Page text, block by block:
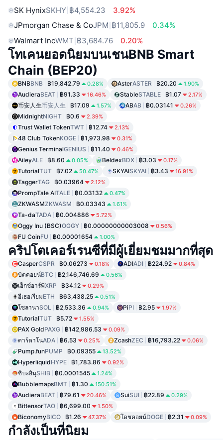
SK HynixSKHY ฿4,554.23
3.92%
JPmorgan Chase & CoJPM ฿11,805.9
0.34%
Walmart IncWMT ฿3,684.76 0.20%
โทเคนยอดนิยมบนเชนBNB Smart
Chain (BEP20)
BNBBNB ฿19,842.79 0.28% AsterASTER ฿20.20 1.90%
AudieraBEAT ฿91.33 16.46% StableSTABLE ฿1.07 2.17%
币安人生币安人生 ฿17.09 1.57% ABAB ฿0.03141 0.26%
MidnightNIGHT ฿0.6 2.39%
Trust Wallet TokenTWT ฿12.74 2.13%
48 Club TokenKOGE ฿1,973.98 0.31%
Genius TerminalGENIUS ฿11.40 0.46%
AileyALE ฿8.60 0.05% BeldexBDX ฿3.03 0.17%
TutorialTUT ฿7.02 50.47% SKYAISKYAI ฿3.43 16.91%
TaggerTAG ฿0.03964 2.12%
PrompTale AITALE ฿0.03132 0.47%
ZKWASMZKWASM ฿0.03343 1.61%
Ta-daTADA ฿0.004886 5.72%
Oggy Inu (BSC)OGGY ฿0.00000000003008 0.56%
FU CoinFU ฿0.00001654 1.00%
คริปโตเคอร์เรนซีที่มีผู้เยี่ยมชมมากที่สุด
CasperCSPR ฿0.06273 0.18% ADIADI ฿224.92 0.84%
บิตคอยน์BTC ฿2,146,746.69 0.56%
เอ็กซ์อาร์พีXRP ฿34.12 0.29%
อีเธอเรียมETH ฿63,438.25 0.51%
โซลานาSOL ฿2,533.36 0.94% PiPI ฿2.95 1.97%
TutorialTUT ฿5.72 1.55%
PAX GoldPAXG ฿142,986.53 0.09%
คาร์ดาโนADA ฿6.53 0.25% ZcashZEC ฿16,793.22 0.06%
Pump.funPUMP ฿0.09355 13.52%
HyperliquidHYPE ฿1,783.86 0.92%
ชิบะอินุSHIB ฿0.0001545 1.24%
BubblemapsBMT ฿1.30 150.51%
AudieraBEAT ฿79.61 20.46% SuiSUI ฿22.89 0.29%
BittensorTAO ฿6,699.00 1.50%
BiconomyBICO ฿1.26 47.37% โดชคอยน์DOGE ฿2.31 0.09%
กำลังเป็นที่นิยม